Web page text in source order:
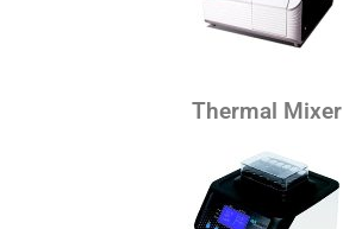
Thermal Mixer